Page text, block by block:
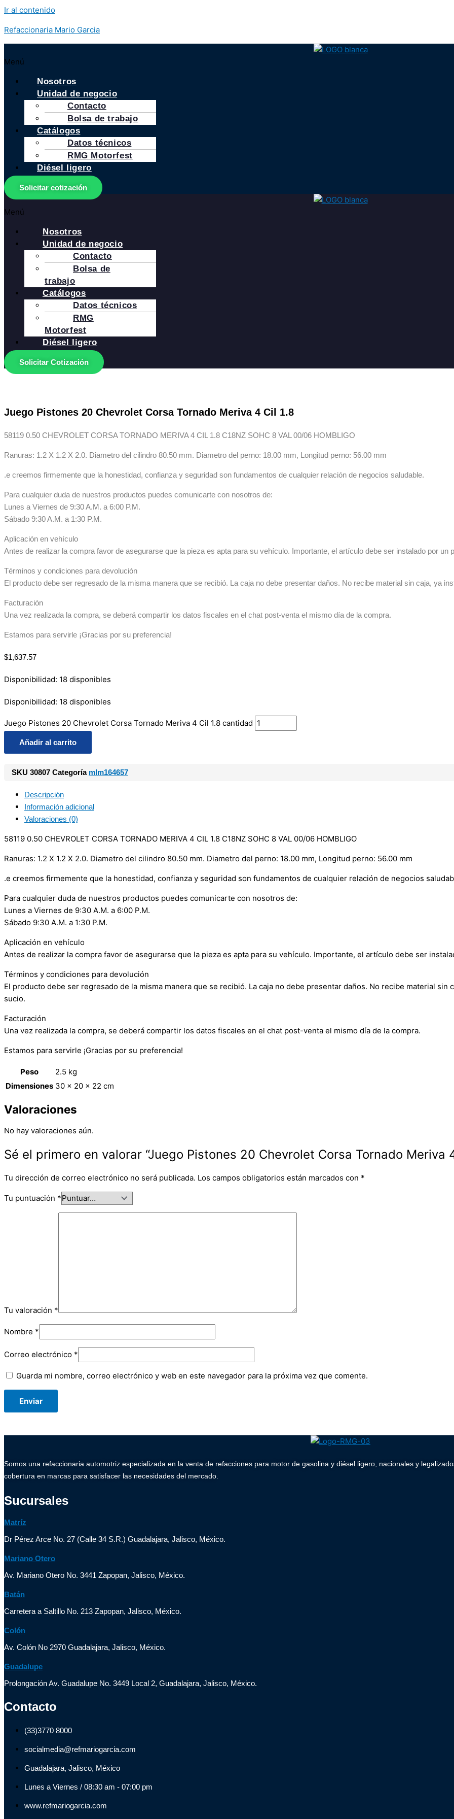
Ir al contenido
Refaccionaria Mario Garcia
Menú
Nosotros
Unidad de negocio
Contacto
Bolsa de trabajo
Catálogos
Datos técnicos
RMG Motorfest
Diésel ligero
Solicitar cotización
Menú
Nosotros
Unidad de negocio
Contacto
Bolsa de
trabajo
Catálogos
Datos técnicos
RMG
Motorfest
Diésel ligero
Solicitar Cotización
Juego Pistones 20 Chevrolet Corsa Tornado Meriva 4 Cil 1.8
58119 0.50 CHEVROLET CORSA TORNADO MERIVA 4 CIL 1.8 C18NZ SOHC 8 VAL 00/06 HOMBLIGO
Ranuras: 1.2 X 1.2 X 2.0. Diametro del cilindro 80.50 mm. Diametro del perno: 18.00 mm, Longitud perno: 56.00 mm
.e creemos firmemente que la honestidad, confianza y seguridad son fundamentos de cualquier relación de negocios saludable.
Para cualquier duda de nuestros productos puedes comunicarte con nosotros de:
Lunes a Viernes de 9:30 A.M. a 6:00 P.M.
Sábado 9:30 A.M. a 1:30 P.M.
Aplicación en vehículo
Antes de realizar la compra favor de asegurarse que la pieza es apta para su vehículo. Importante, el artículo debe ser instalado por un
Términos y condiciones para devolución
El producto debe ser regresado de la misma manera que se recibió. La caja no debe presentar daños. No recibe material sin caja, ya
Facturación
Una vez realizada la compra, se deberá compartir los datos fiscales en el chat post-venta el mismo día de la compra.
Estamos para servirle ¡Gracias por su preferencia!
$1,637.57
Disponibilidad: 18 disponibles
Disponibilidad: 18 disponibles
Juego Pistones 20 Chevrolet Corsa Tornado Meriva 4 Cil 1.8 cantidad
Añadir al carrito
SKU 30807 Categoría mlm164657
Descripción
Información adicional
Valoraciones (0)
58119 0.50 CHEVROLET CORSA TORNADO MERIVA 4 CIL 1.8 C18NZ SOHC 8 VAL 00/06 HOMBLIGO
Ranuras: 1.2 X 1.2 X 2.0. Diametro del cilindro 80.50 mm. Diametro del perno: 18.00 mm, Longitud perno: 56.00 mm
.e creemos firmemente que la honestidad, confianza y seguridad son fundamentos de cualquier relación de negocios
Para cualquier duda de nuestros productos puedes comunicarte con nosotros de:
Lunes a Viernes de 9:30 A.M. a 6:00 P.M.
Sábado 9:30 A.M. a 1:30 P.M.
Aplicación en vehículo
Antes de realizar la compra favor de asegurarse que la pieza es apta para su vehículo. Importante, el artículo debe ser
Términos y condiciones para devolución
El producto debe ser regresado de la misma manera que se recibió. La caja no debe presentar daños. No recibe material sin
sucio.
Facturación
Una vez realizada la compra, se deberá compartir los datos fiscales en el chat post-venta el mismo día de la compra.
Estamos para servirle ¡Gracias por su preferencia!
Peso
2.5 kg
Dimensiones 30 × 20 × 22 cm
Valoraciones
No hay valoraciones aún.
Sé el primero en valorar “Juego Pistones 20 Chevrolet Corsa Tornado Meriva
Tu dirección de correo electrónico no será publicada. Los campos obligatorios están marcados con *
Tu puntuación *
Tu valoración *
Nombre *
Correo electrónico *
Guarda mi nombre, correo electrónico y web en este navegador para la próxima vez que comente.
Somos una refaccionaria automotriz especializada en la venta de refacciones para motor de gasolina y diésel ligero, nacionales y
cobertura en marcas para satisfacer las necesidades del mercado.
Sucursales
Matríz
Dr Pérez Arce No. 27 (Calle 34 S.R.) Guadalajara, Jalisco, México.
Mariano Otero
Av. Mariano Otero No. 3441 Zapopan, Jalisco, México.
Batán
Carretera a Saltillo No. 213 Zapopan, Jalisco, México.
Colón
Av. Colón No 2970 Guadalajara, Jalisco, México.
Guadalupe
Prolongación Av. Guadalupe No. 3449 Local 2, Guadalajara, Jalisco, México.
Contacto
(33)3770 8000
socialmedia@refmariogarcia.com
Guadalajara, Jalisco, México
Lunes a Viernes / 08:30 am - 07:00 pm
www.refmariogarcia.com